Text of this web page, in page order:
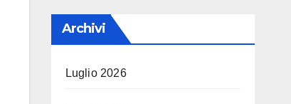
Archivi
Luglio 2026